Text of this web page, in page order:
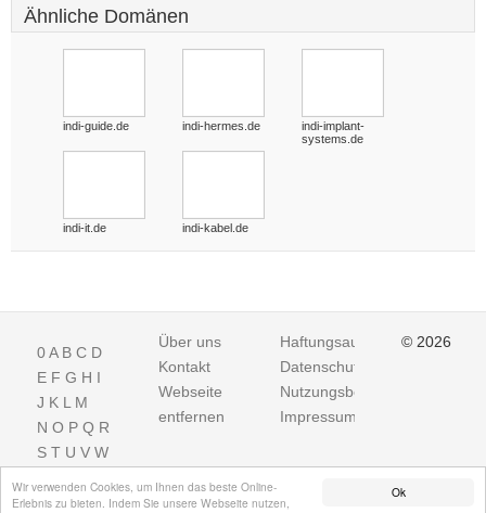
Ok
Wir verwenden Cookies, um Ihnen das beste Online-
Erlebnis zu bieten. Indem Sie unsere Webseite nutzen,
Ähnliche Domänen
indi-guide.de indi-hermes.de
indi-implant-
systems.de
indi-it.de indi-kabel.de
0A B C D
E F G H I
J K L M
N O P Q R
S T U V W
Über uns
Kontakt
Webseite
entfernen
Haftungsausschluss
Datenschutz
Nutzungsbedingungen
Impressum
© 2026